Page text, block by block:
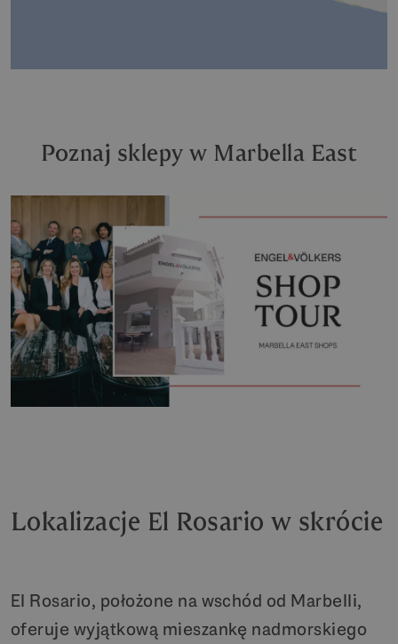
Poznaj sklepy w Marbella East
Lokalizacje El Rosario w skrócie
El Rosario, położone na wschód od Marbelli,
oferuje wyjątkową mieszankę nadmorskiego